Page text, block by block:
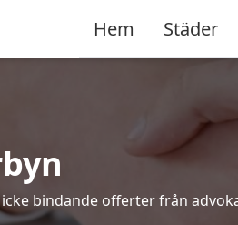
Hem Städer
bindande offerter från